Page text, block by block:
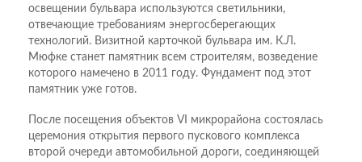
освещении бульвара используются светильники,
отвечающие требованиям энергосберегающих
технологий. Визитной карточкой бульвара им. К.Л.
Мюфке станет памятник всем строителям, возведение
которого намечено в 2011 году. Фундамент под этот
памятник уже готов.
После посещения объектов VI микрорайона состоялась
церемония открытия первого пускового комплекса
второй очереди автомобильной дороги, соединяющей